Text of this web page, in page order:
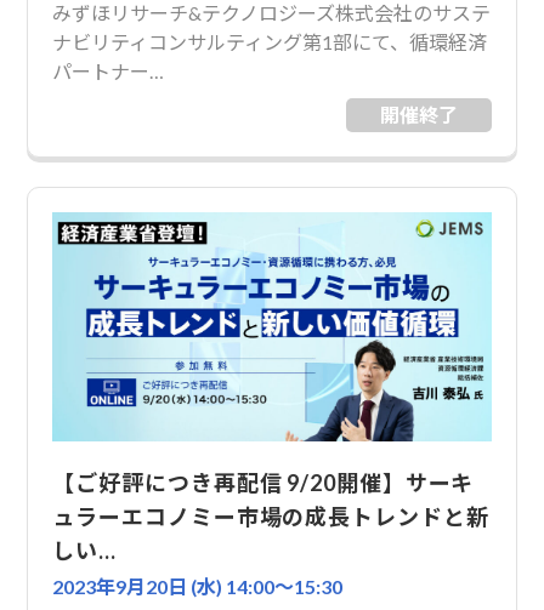
みずほリサーチ&テクノロジーズ株式会社のサステ
ナビリティコンサルティング第1部にて、循環経済
パートナー…
開催終了
【ご好評につき再配信 9/20開催】サーキ
ュラーエコノミー市場の成長トレンドと新
しい…
2023年9月20日 (水) 14:00〜15:30